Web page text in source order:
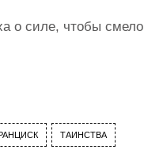
о силе, чтобы смело
ТАИНСТВА